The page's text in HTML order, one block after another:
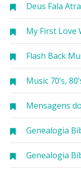
Deus Fala
My First Love
Flash Back
Music 70’s,
Mensagens
Genealogia
Genealogia